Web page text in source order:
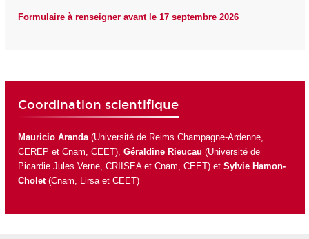
Formulaire à renseigner avant le 17 septembre 2026
Coordination scientifique
Mauricio Aranda(Université de Reims Champagne-Ardenne,
CEREP et Cnam, CEET), Géraldine Rieucau (Université de
Picardie Jules Verne, CRIISEA et Cnam, CEET) et Sylvie Hamon-
Cholet(Cnam, Lirsa et CEET)